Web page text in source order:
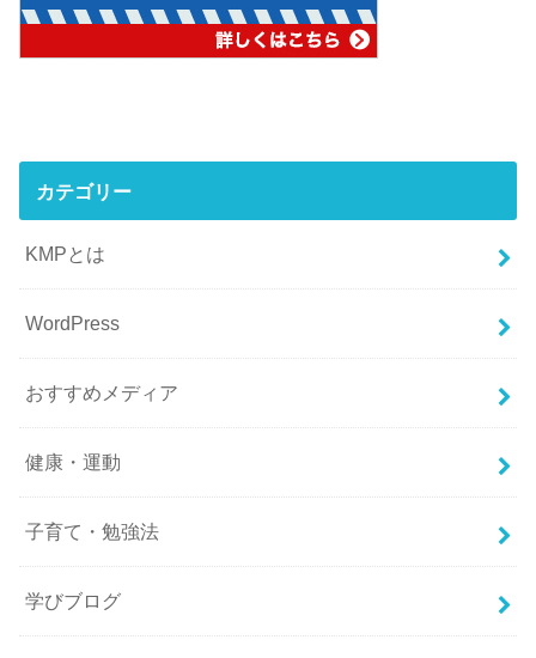
カテゴリー
KMPとは
WordPress
おすすめメディア
健康・運動
子育て・勉強法
学びブログ